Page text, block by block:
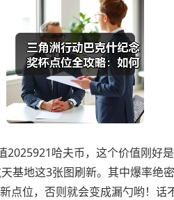
哈夫币，这个价值刚好
基地这3张图刷新。其中爆率绝
位，否则就会变成漏勺哟！话